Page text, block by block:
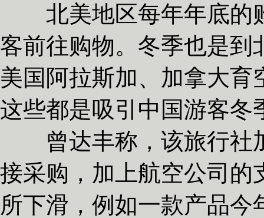
北美地区每年年底的
客前往购物。冬季也是到
美国阿拉斯加、加拿大
这些都是吸引中国游客冬
曾达丰称，该旅行社
接采购，加上航空公司的
所下滑，例如一款产品今